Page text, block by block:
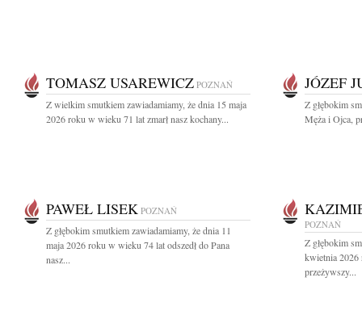
TOMASZ USAREWICZ POZNAŃ
Z wielkim smutkiem zawiadamiamy, że dnia 15 maja
2026 roku w wieku 71 lat zmarł nasz kochany...
JÓZEF
Z głębokim
Męża i Ojca,
PAWEŁ LISEK POZNAŃ
Z głębokim smutkiem zawiadamiamy, że dnia 11
maja 2026 roku w wieku 74 lat odszedł do Pana
nasz...
POZNAŃ
Z głębokim
kwietnia 2026
przeżywszy...